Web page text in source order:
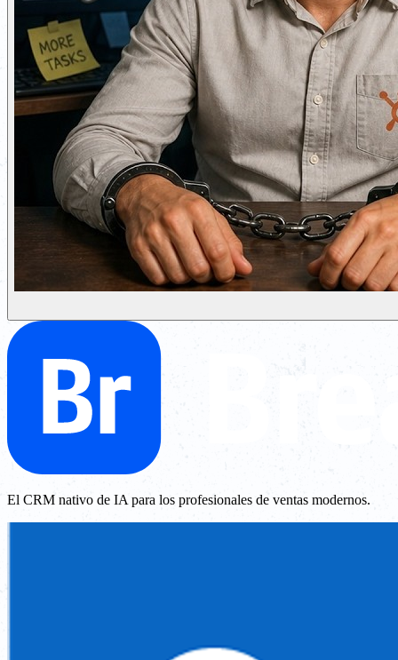
El CRM nativo de IA para los profesionales de ventas modernos.